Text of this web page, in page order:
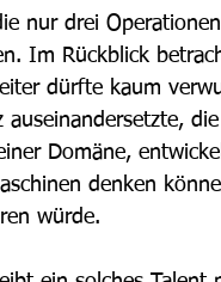
nur drei
Im Rückblick
dürfte kaum
Domäne,
denken
würde.